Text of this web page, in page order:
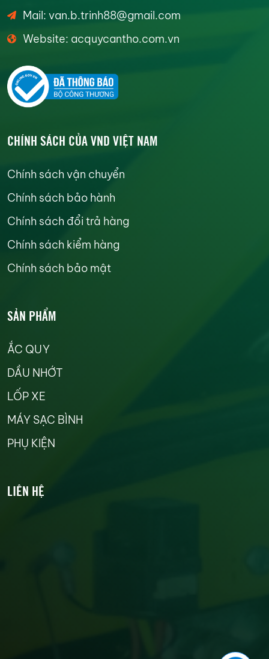
Mail: van.b.trinh88@gmail.com
Website: acquycantho.com.vn
CHÍNH SÁCH CỦA VND VIỆT NAM
Chính sách vận chuyển
Chính sách bảo hành
Chính sách đổi trả hàng
Chính sách kiểm hàng
Chính sách bảo mật
SẢN PHẨM
ẮC QUY
DẦU NHỚT
LỐP XE
MÁY SẠC BÌNH
PHỤ KIỆN
LIÊN HỆ